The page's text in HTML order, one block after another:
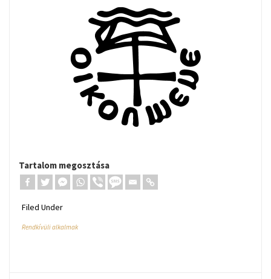
Tartalom megosztása
Filed Under
Rendkívüli alkalmak